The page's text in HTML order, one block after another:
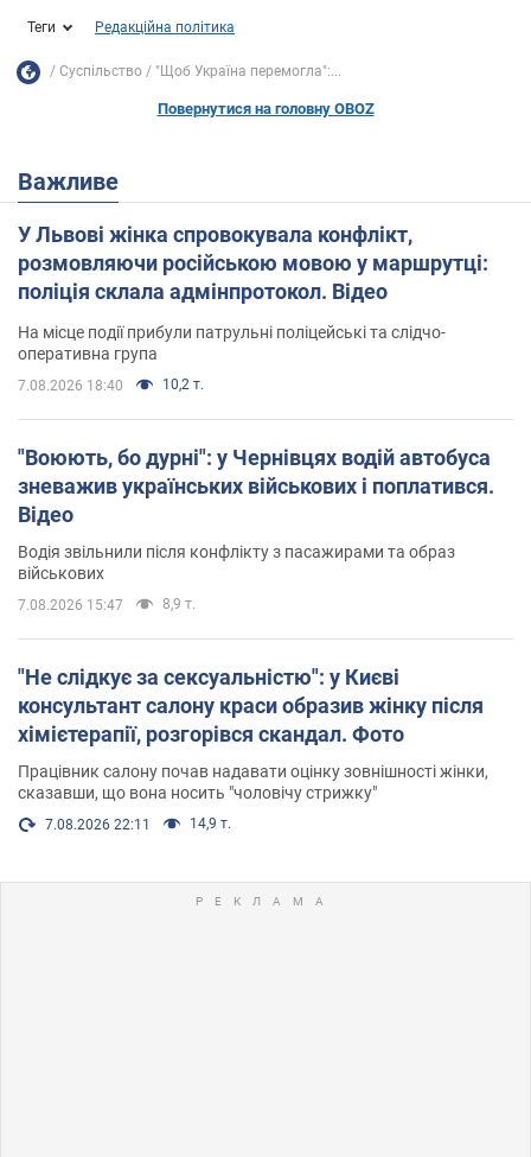
Теги Редакційна політика
Суспільство "Щоб Україна перемогла":...
Повернутися на головну OBOZ
Важливе
У Львові жінка спровокувала конфлікт,
розмовляючи російською мовою у маршрутці:
поліція склала адмінпротокол. Відео
На місце події прибули патрульні поліцейські та слідчо-
оперативна група
7.08.2026 18:40 10,2 т.
"Воюють, бо дурні": у Чернівцях водій автобуса
зневажив українських військових і поплатився.
Відео
Водія звільнили після конфлікту з пасажирами та образ
військових
7.08.2026 15:47 8,9 т.
"Не слідкує за сексуальністю": у Києві
консультант салону краси образив жінку після
хімієтерапії, розгорівся скандал. Фото
Працівник салону почав надавати оцінку зовнішності жінки,
сказавши, що вона носить "чоловічу стрижку"
7.08.2026 22:11 14,9 т.